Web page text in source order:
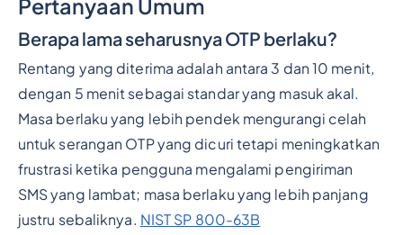
Pertanyaan Umum
Berapa lama seharusnya OTP berlaku?
Rentang yang diterima adalah antara 3 dan 10 menit,
dengan 5 menit sebagai standar yang masuk akal.
Masa berlaku yang lebih pendek mengurangi celah
untuk serangan OTP yang dicuri tetapi meningkatkan
frustrasi ketika pengguna mengalami pengiriman
SMS yang lambat; masa berlaku yang lebih panjang
justru sebaliknya. NIST SP 800-63B